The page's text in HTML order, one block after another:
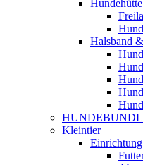
Halsband
Kleintier
Einrichtung